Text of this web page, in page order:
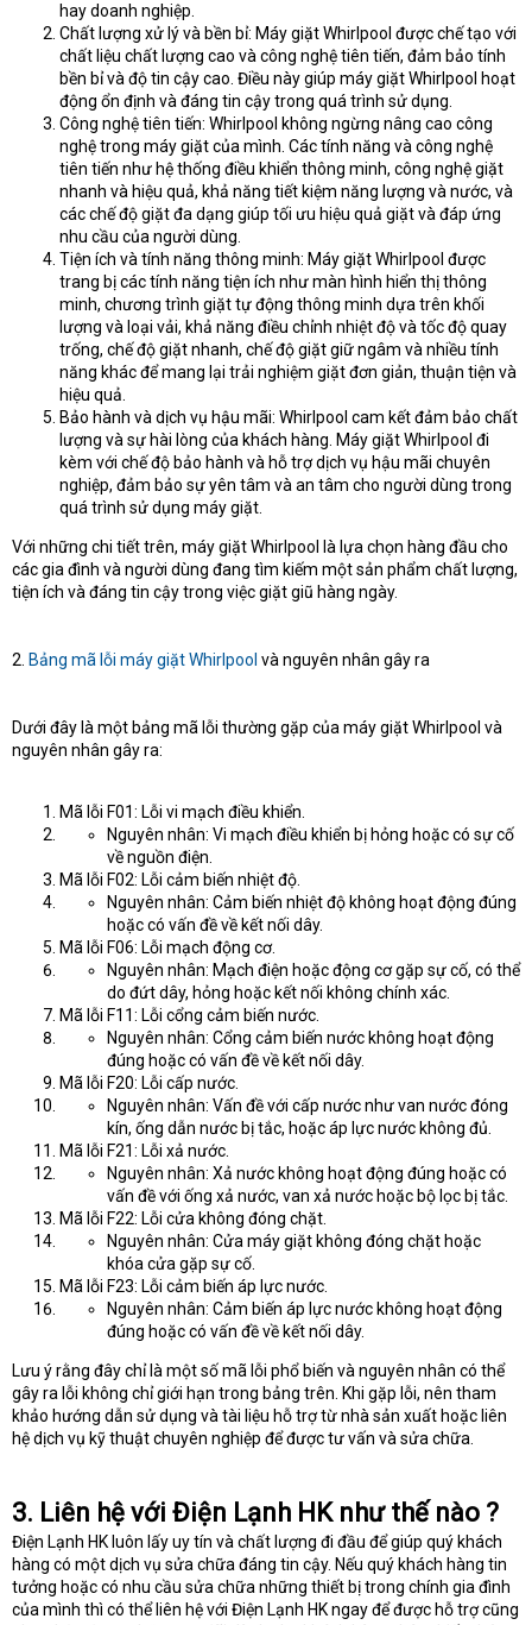
hay doanh nghiệp.
Chất lượng xử lý và bền bỉ: Máy giặt Whirlpool được chế tạo với
chất liệu chất lượng cao và công nghệ tiên tiến, đảm bảo tính
bền bỉ và độ tin cậy cao. Điều này giúp máy giặt Whirlpool hoạt
động ổn định và đáng tin cậy trong quá trình sử dụng.
Công nghệ tiên tiến: Whirlpool không ngừng nâng cao công
nghệ trong máy giặt của mình. Các tính năng và công nghệ
tiên tiến như hệ thống điều khiển thông minh, công nghệ giặt
nhanh và hiệu quả, khả năng tiết kiệm năng lượng và nước, và
các chế độ giặt đa dạng giúp tối ưu hiệu quả giặt và đáp ứng
nhu cầu của người dùng.
Tiện ích và tính năng thông minh: Máy giặt Whirlpool được
trang bị các tính năng tiện ích như màn hình hiển thị thông
minh, chương trình giặt tự động thông minh dựa trên khối
lượng và loại vải, khả năng điều chỉnh nhiệt độ và tốc độ quay
trống, chế độ giặt nhanh, chế độ giặt giữ ngâm và nhiều tính
năng khác để mang lại trải nghiệm giặt đơn giản, thuận tiện và
hiệu quả.
Bảo hành và dịch vụ hậu mãi: Whirlpool cam kết đảm bảo chất
lượng và sự hài lòng của khách hàng. Máy giặt Whirlpool đi
kèm với chế độ bảo hành và hỗ trợ dịch vụ hậu mãi chuyên
nghiệp, đảm bảo sự yên tâm và an tâm cho người dùng trong
quá trình sử dụng máy giặt.
Với những chi tiết trên, máy giặt Whirlpool là lựa chọn hàng đầu cho
các gia đình và người dùng đang tìm kiếm một sản phẩm chất lượng,
tiện ích và đáng tin cậy trong việc giặt giũ hàng ngày.
2. Bảng mã lỗi máy giặt Whirlpool và nguyên nhân gây ra
Dưới đây là một bảng mã lỗi thường gặp của máy giặt Whirlpool và
nguyên nhân gây ra:
Mã lỗi F01: Lỗi vi mạch điều khiển.
Nguyên nhân: Vi mạch điều khiển bị hỏng hoặc có sự cố
về nguồn điện.
Mã lỗi F02: Lỗi cảm biến nhiệt độ.
Nguyên nhân: Cảm biến nhiệt độ không hoạt động đúng
hoặc có vấn đề về kết nối dây.
Mã lỗi F06: Lỗi mạch động cơ.
Nguyên nhân: Mạch điện hoặc động cơ gặp sự cố, có thể
do đứt dây, hỏng hoặc kết nối không chính xác.
Mã lỗi F11: Lỗi cổng cảm biến nước.
Nguyên nhân: Cổng cảm biến nước không hoạt động
đúng hoặc có vấn đề về kết nối dây.
Mã lỗi F20: Lỗi cấp nước.
Nguyên nhân: Vấn đề với cấp nước như van nước đóng
kín, ống dẫn nước bị tắc, hoặc áp lực nước không đủ.
Mã lỗi F21: Lỗi xả nước.
Nguyên nhân: Xả nước không hoạt động đúng hoặc có
vấn đề với ống xả nước, van xả nước hoặc bộ lọc bị tắc.
Mã lỗi F22: Lỗi cửa không đóng chặt.
Nguyên nhân: Cửa máy giặt không đóng chặt hoặc
khóa cửa gặp sự cố.
Mã lỗi F23: Lỗi cảm biến áp lực nước.
Nguyên nhân: Cảm biến áp lực nước không hoạt động
đúng hoặc có vấn đề về kết nối dây.
Lưu ý rằng đây chỉ là một số mã lỗi phổ biến và nguyên nhân có thể
gây ra lỗi không chỉ giới hạn trong bảng trên. Khi gặp lỗi, nên tham
khảo hướng dẫn sử dụng và tài liệu hỗ trợ từ nhà sản xuất hoặc liên
hệ dịch vụ kỹ thuật chuyên nghiệp để được tư vấn và sửa chữa.
3. Liên hệ với Điện Lạnh HK như thế nào ?
Điện Lạnh HK luôn lấy uy tín và chất lượng đi đầu để giúp quý khách
hàng có một dịch vụ sửa chữa đáng tin cậy. Nếu quý khách hàng tin
tưởng hoặc có nhu cầu sửa chữa những thiết bị trong chính gia đình
của mình thì có thể liên hệ với Điện Lạnh HK ngay để được hỗ trợ cũng